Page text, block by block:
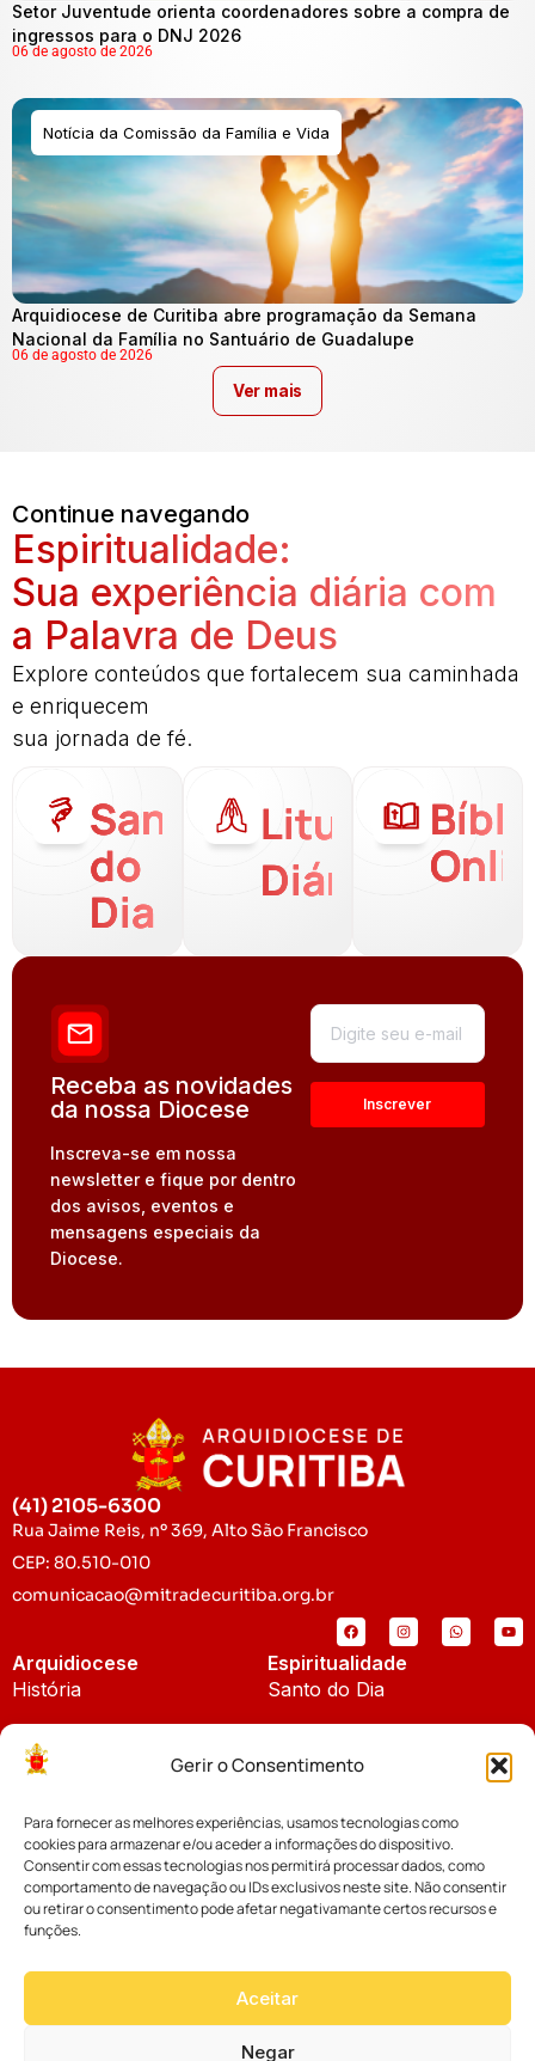
Gerir o Consentimento
Para fornecer as melhores experiências, usamos tecnologias como
cookies para armazenar e/ou aceder a informações do dispositivo.
Consentir com essas tecnologias nos permitirá processar dados, como
comportamento de navegação ou IDs exclusivos neste site. Não consentir
ou retirar o consentimento pode afetar negativamante certos recursos e
funções.
Aceitar
Negar
Setor Juventude orienta coordenadores sobre a compra de
ingressos para o DNJ 2026
06 de agosto de 2026
Notícia da Comissão da Família e Vida
Arquidiocese de Curitiba abre programação da Semana
Nacional da Família no Santuário de Guadalupe
06 de agosto de 2026
Ver mais
Continue navegando
Espiritualidade:
Sua experiência diária com
a Palavra de Deus
Explore conteúdos que fortalecem sua caminhada
e enriquecem
sua jornada de fé.
Santo
do
Dia
Liturgia
Diária
Receba as novidades
da nossa Diocese
Inscreva-se em nossa
newsletter e fique por dentro
dos avisos, eventos e
mensagens especiais da
Diocese.
(41) 2105-6300
Rua Jaime Reis, nº 369, Alto São Francisco
CEP: 80.510-010
comunicacao@mitradecuritiba.org.br
Arquidiocese
História
Padroeira
Espiritualidade
Santo do Dia
Notícias
Notícias da Arquidiocese
Notícias Cáritas
Palavra dos Bispos
Cúria Diocesana
Fundo Diocesano
Vicariatos da Educação
Eventos